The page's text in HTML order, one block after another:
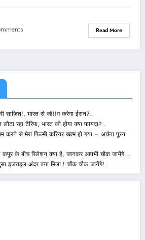
Read More
साजिश!, भारत से जं!!!ग करेगा ईरान?..
रहा टैरिफ, भारत को होगा क्या फायदा?..
करने से मेरा फिल्मी करियर ख़त्म हो गया – अर्चना पूरन
कपूर के बीच रिलेशन क्या है, जानकर आपभी चौक जायेंगे…
इजराइल अंदर क्या मिला ! चौंक चौक जायेंगे!..